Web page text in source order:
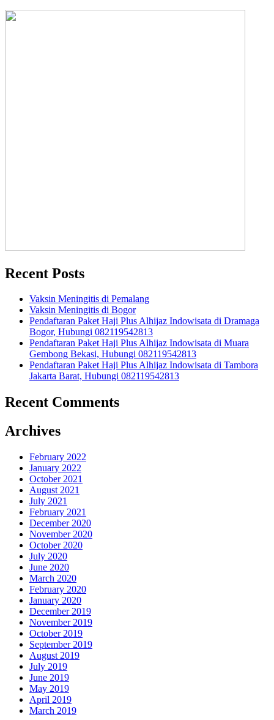
Recent Posts
Vaksin Meningitis di Pemalang
Vaksin Meningitis di Bogor
Pendaftaran Paket Haji Plus Alhijaz Indowisata di Dramaga
Bogor, Hubungi 082119542813
Pendaftaran Paket Haji Plus Alhijaz Indowisata di Muara
Gembong Bekasi, Hubungi 082119542813
Pendaftaran Paket Haji Plus Alhijaz Indowisata di Tambora
Jakarta Barat, Hubungi 082119542813
Recent Comments
Archives
February 2022
January 2022
October 2021
August 2021
July 2021
February 2021
December 2020
November 2020
October 2020
July 2020
June 2020
March 2020
February 2020
January 2020
December 2019
November 2019
October 2019
September 2019
August 2019
July 2019
June 2019
May 2019
April 2019
March 2019